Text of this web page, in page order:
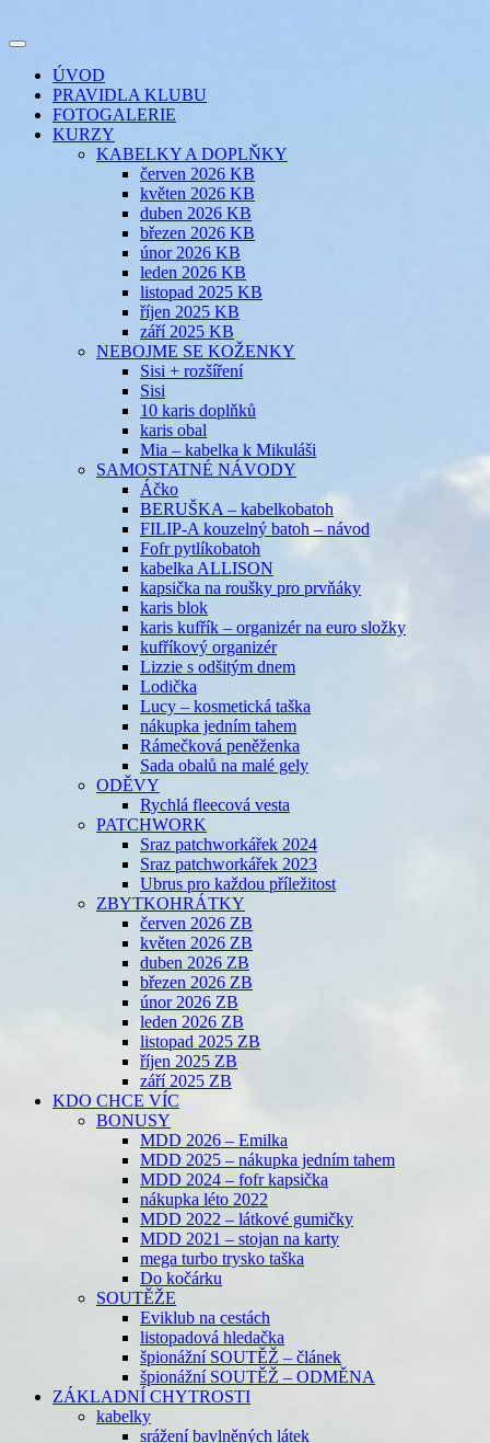
k
webuEVIKLUB
šicí klub
Toggle
navigation
ÚVOD
PRAVIDLA KLUBU
FOTOGALERIE
KURZY
KABELKY A DOPLŇKY
červen 2026 KB
květen 2026 KB
duben 2026 KB
březen 2026 KB
únor 2026 KB
leden 2026 KB
listopad 2025 KB
říjen 2025 KB
září 2025 KB
NEBOJME SE KOŽENKY
Sisi + rozšíření
Sisi
10 karis doplňků
karis obal
Mia – kabelka k Mikuláši
SAMOSTATNÉ NÁVODY
Áčko
BERUŠKA – kabelkobatoh
FILIP-A kouzelný batoh – návod
Fofr pytlíkobatoh
kabelka ALLISON
kapsička na roušky pro prvňáky
karis blok
karis kufřík – organizér na euro složky
kufříkový organizér
Lizzie s odšitým dnem
Lodička
Lucy – kosmetická taška
nákupka jedním tahem
Rámečková peněženka
Sada obalů na malé gely
ODĚVY
Rychlá fleecová vesta
PATCHWORK
Sraz patchworkářek 2024
Sraz patchworkářek 2023
Ubrus pro každou příležitost
ZBYTKOHRÁTKY
červen 2026 ZB
květen 2026 ZB
duben 2026 ZB
březen 2026 ZB
únor 2026 ZB
leden 2026 ZB
listopad 2025 ZB
říjen 2025 ZB
září 2025 ZB
KDO CHCE VÍC
BONUSY
MDD 2026 – Emilka
MDD 2025 – nákupka jedním tahem
MDD 2024 – fofr kapsička
nákupka léto 2022
MDD 2022 – látkové gumičky
MDD 2021 – stojan na karty
mega turbo trysko taška
Do kočárku
SOUTĚŽE
Eviklub na cestách
listopadová hledačka
špionážní SOUTĚŽ – článek
špionážní SOUTĚŽ – ODMĚNA
ZÁKLADNÍ CHYTROSTI
kabelky
srážení bavlněných látek